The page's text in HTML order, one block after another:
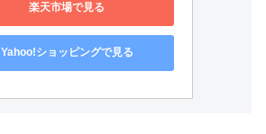
楽天市場で見る
Yahoo!ショッピングで見る